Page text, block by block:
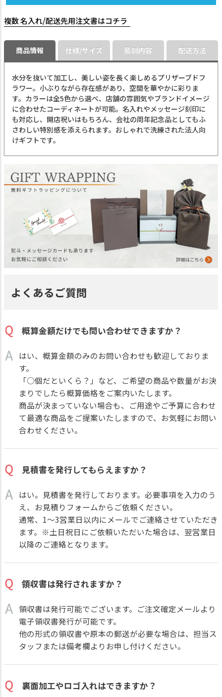
複数 名入れ/配送先用注文書はコチラ
商品情報
水分を抜いて加工し、美しい姿を長く楽しめるプリザーブドフ
ラワー。小ぶりながら存在感があり、空間を華やかに彩りま
す。カラーは全5色から選べ、店舗の雰囲気やブランドイメージ
に合わせたコーディネートが可能。名入れやメッセージ刻印に
も対応し、開店祝いはもちろん、会社の周年記念品としてもふ
さわしい特別感を添えられます。おしゃれで洗練された法人向
けギフトです。
仕様/サイズ 彫刻内容 配送方法
よくあるご質問
概算金額だけでも問い合わせできますか？
はい、概算金額のみのお問い合わせも歓迎しておりま
す。
「○個だといくら？」など、ご希望の商品や数量がお決
まりでしたら概算価格をご案内いたします。
商品が決まっていない場合も、ご用途やご予算に合わせ
て最適な商品をご提案いたしますので、お気軽にお問い
合わせください。
見積書を発行してもらえますか？
はい。見積書を発行しております。必要事項を入力のう
え、 お見積りフォームからご依頼ください。
通常、1～3営業日以内にメールでご連絡させていただき
ます。※土日祝日にご依頼いただいた場合は、翌営業日
以降のご連絡となります。
領収書は発行されますか？
領収書は発行可能でございます。ご注文確定メールより
電子領収書発行が可能です。
他の形式の領収書や原本の郵送が必要な場合は、担当ス
タッフまたは備考欄よりお申し付けください。
裏面加工やロゴ入れはできますか？